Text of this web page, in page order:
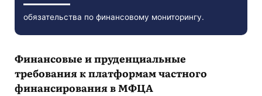
обязательства по финансовому мониторингу.
Финансовые и пруденциальные
требования к платформам частного
финансирования в МФЦА